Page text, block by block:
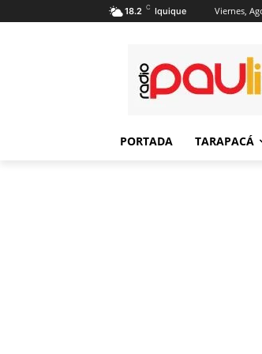
18.2 C Iquique Viernes,
PORTADA TARAPACÁ